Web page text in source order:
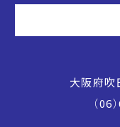
大阪府
（06